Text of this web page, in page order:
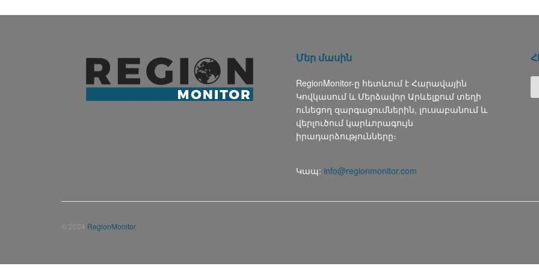
Մեր մասին
RegionMonitor-ը հետևում է Հարավային
Կովկասում և Մերձավոր Արևելքում տեղի
ունեցող զարգացումներին, լուսաբանում և
վերլուծում կարևորագույն
իրադարձությունները։
Կապ: info@regionmonitor.com
© 2024 RegionMonitor